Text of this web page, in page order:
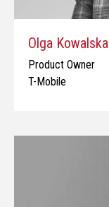
Olga Kowalska
Product Owner
T-Mobile